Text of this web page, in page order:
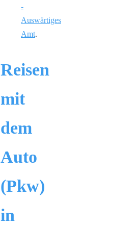
-
Auswärtiges
Amt.
Reisen
mit
dem
Auto
(Pkw)
in